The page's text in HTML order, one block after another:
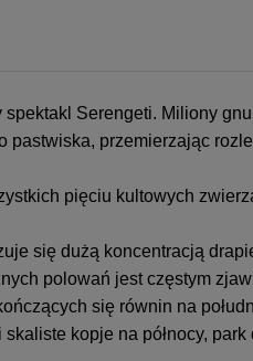
Serengeti. Miliony
przemierzając
pięciu kultowych
się dużą koncentracją
polowań jest częstym
się równin na
kopje na północy, park